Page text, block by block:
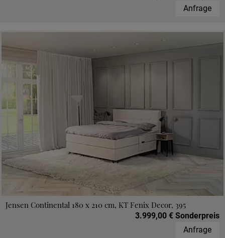
Anfrage
Jensen Continental 180 x 210 cm, KT Fenix Decor, 395
3.999,00 € Sonderpreis
Anfrage